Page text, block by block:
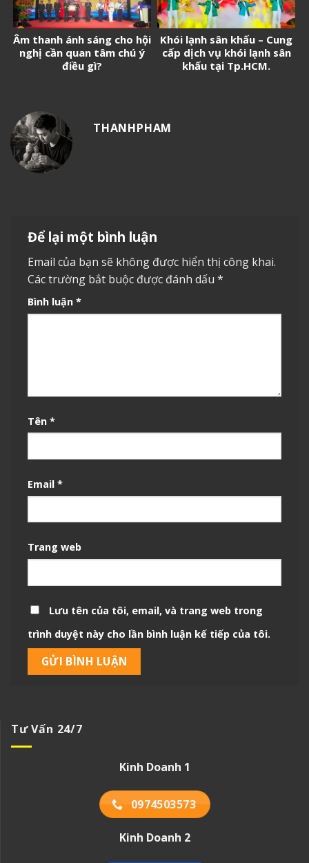
Âm thanh ánh sáng cho hội
nghị cần quan tâm chú ý
điều gì?
Khói lạnh sân khấu – Cung
cấp dịch vụ khói lạnh sân
khấu tại Tp.HCM.
THANHPHAM
Để lại một bình luận
Email của bạn sẽ không được hiển thị công khai.
Các trường bắt buộc được đánh dấu *
Bình luận *
Tên *
Email *
Trang web
Lưu tên của tôi, email, và trang web trong
trình duyệt này cho lần bình luận kế tiếp của tôi.
Tư Vấn 24/7
Kinh Doanh 1
0974503573
Kinh Doanh 2